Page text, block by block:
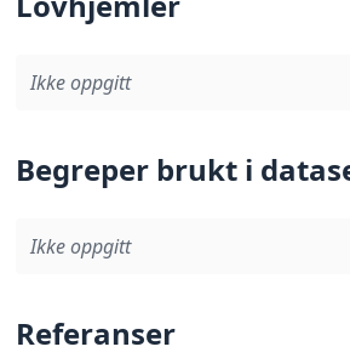
Ikke oppgitt
Begreper brukt i
Ikke oppgitt
Referanser